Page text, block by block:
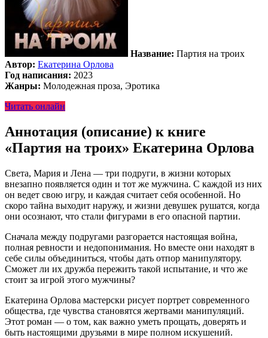
Название: Партия на троих
Автор: Екатерина Орлова
Год написания: 2023
Жанры: Молодежная проза, Эротика
Читать онлайн
Аннотация (описание) к книге
«Партия на троих» Екатерина Орлова
Света, Мария и Лена — три подруги, в жизни которых
внезапно появляется один и тот же мужчина. С каждой из них
он ведет свою игру, и каждая считает себя особенной. Но
скоро тайна выходит наружу, и жизни девушек рушатся, когда
они осознают, что стали фигурами в его опасной партии.
Сначала между подругами разгорается настоящая война,
полная ревности и недопонимания. Но вместе они находят в
себе силы объединиться, чтобы дать отпор манипулятору.
Сможет ли их дружба пережить такой испытание, и что же
стоит за игрой этого мужчины?
Екатерина Орлова мастерски рисует портрет современного
общества, где чувства становятся жертвами манипуляций.
Этот роман — о том, как важно уметь прощать, доверять и
быть настоящими друзьями в мире полном искушений.